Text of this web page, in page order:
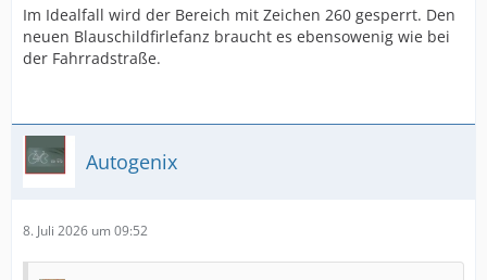
Im Idealfall wird der Bereich mit Zeichen 260 gesperrt. Den
neuen Blauschildfirlefanz braucht es ebensowenig wie bei
der Fahrradstraße.
Autogenix
8. Juli 2026 um 09:52